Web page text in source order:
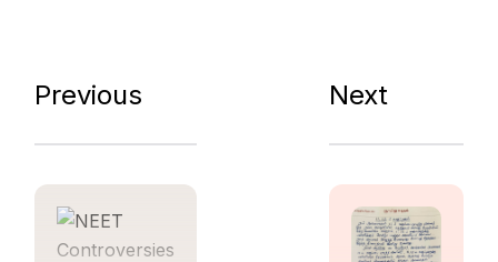
Previous Next